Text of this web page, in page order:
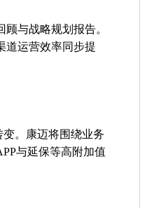
与战略规划报告。
道运营效率同步提
变。康迈将围绕业务
与延保等高附加值